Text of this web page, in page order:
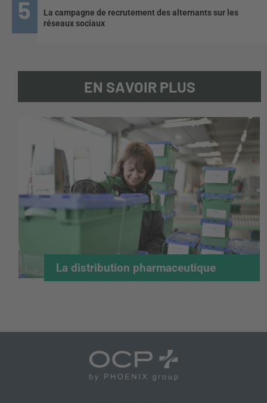
La campagne de recrutement des alternants sur les
réseaux sociaux
EN SAVOIR PLUS
La distribution pharmaceutique